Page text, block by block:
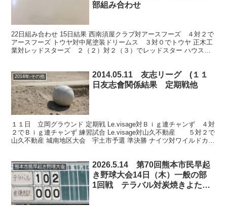
部組み合わせ
22日組み合わせ 15日結果 西南須屋クラブ対アースフーズ ４対２で
アースフーズ トウヤ対中尾塗装ドリームス ３対０でトウヤ 正木工
業対レッドスターズ ２（２）対２（３）でレッドスター ハウスプ
2014年-その他
2014.05.11 友志リーグ (１１
日友志會関係結果 定期戦他
１１日 立岡グラウンド 定期戦 Le.visage対Ｂｉｇ連チャンず ４対
２でＢｉｇ連チャンず 練習試合 Le.visage対山久不動産 ５対２で
山久不動産 城南地区大会 宇土市予選 準決勝 ナイツ対ワイルドカン
熊本市民早起き野球大会
2026.5.14 第70回熊本市民早起
き野球大会14日（木）一般の部
1回戦 テラバル対炭焼きよた